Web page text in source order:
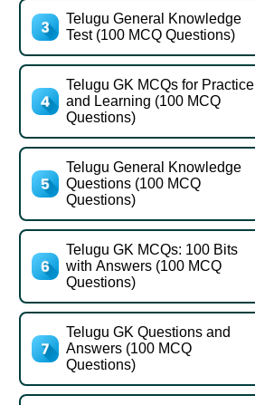
Telugu General Knowledge
Test (100 MCQ Questions)
Telugu GK MCQs for Practice
and Learning (100 MCQ
Questions)
Telugu General Knowledge
Questions (100 MCQ
Questions)
Telugu GK MCQs: 100 Bits
with Answers (100 MCQ
Questions)
Telugu GK Questions and
Answers (100 MCQ
Questions)